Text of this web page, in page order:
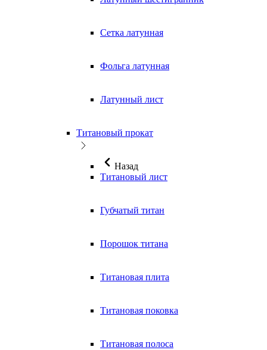
Сетка латунная
Фольга латунная
Латунный лист
Титановый прокат
Назад
Титановый лист
Губчатый титан
Порошок титана
Титановая плита
Титановая поковка
Титановая полоса